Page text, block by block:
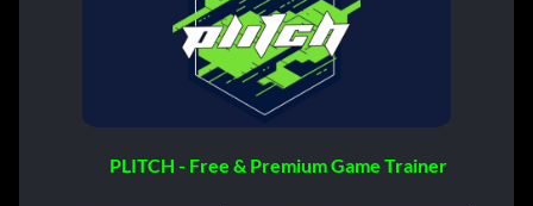
PLITCH - Free & Premium Game Trainer